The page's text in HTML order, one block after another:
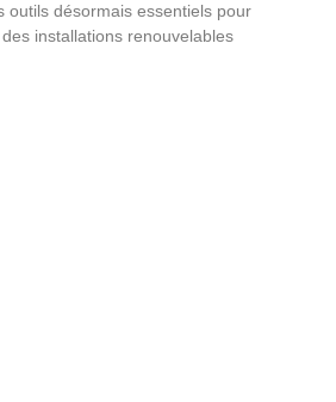
outils désormais essentiels pour
installations renouvelables